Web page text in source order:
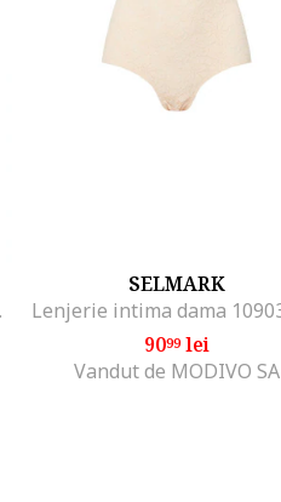
SELMARK
9099lei
Vandut de MODIVO SA